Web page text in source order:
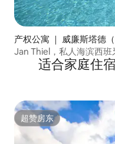
产权公寓 ｜ 威廉斯塔德
Jan Thiel，私人海滨西
适合家庭住
超赞房东
超赞房东